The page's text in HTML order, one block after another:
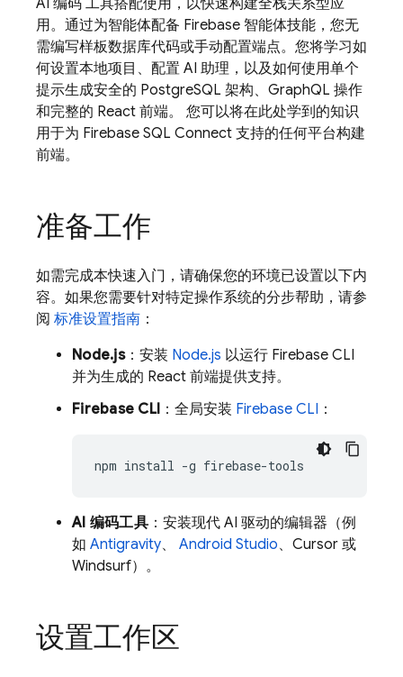
AI 编码 工具搭配使用，以快速构建全栈关系型应
用。通过为智能体配备 Firebase 智能体技能，您无
需编写样板数据库代码或手动配置端点。您将学习如
何设置本地项目、配置 AI 助理，以及如何使用单个
提示生成安全的 PostgreSQL 架构、GraphQL 操作
和完整的 React 前端。 您可以将在此处学到的知识
用于为 Firebase SQL Connect 支持的任何平台构建
前端。
准备工作
如需完成本快速入门，请确保您的环境已设置以下内
容。如果您需要针对特定操作系统的分步帮助，请参
阅 标准设置指南 ：
Node.js：安装 Node.js 以运行 Firebase CLI
并为生成的 React 前端提供支持。
Firebase CLI ：全局安装 Firebase CLI ：
npm install -g
AI 编码工具：安装现代 AI 驱动的编辑器（例
如 Antigravity、 Android Studio、Cursor 或
Windsurf）。
设置工作区